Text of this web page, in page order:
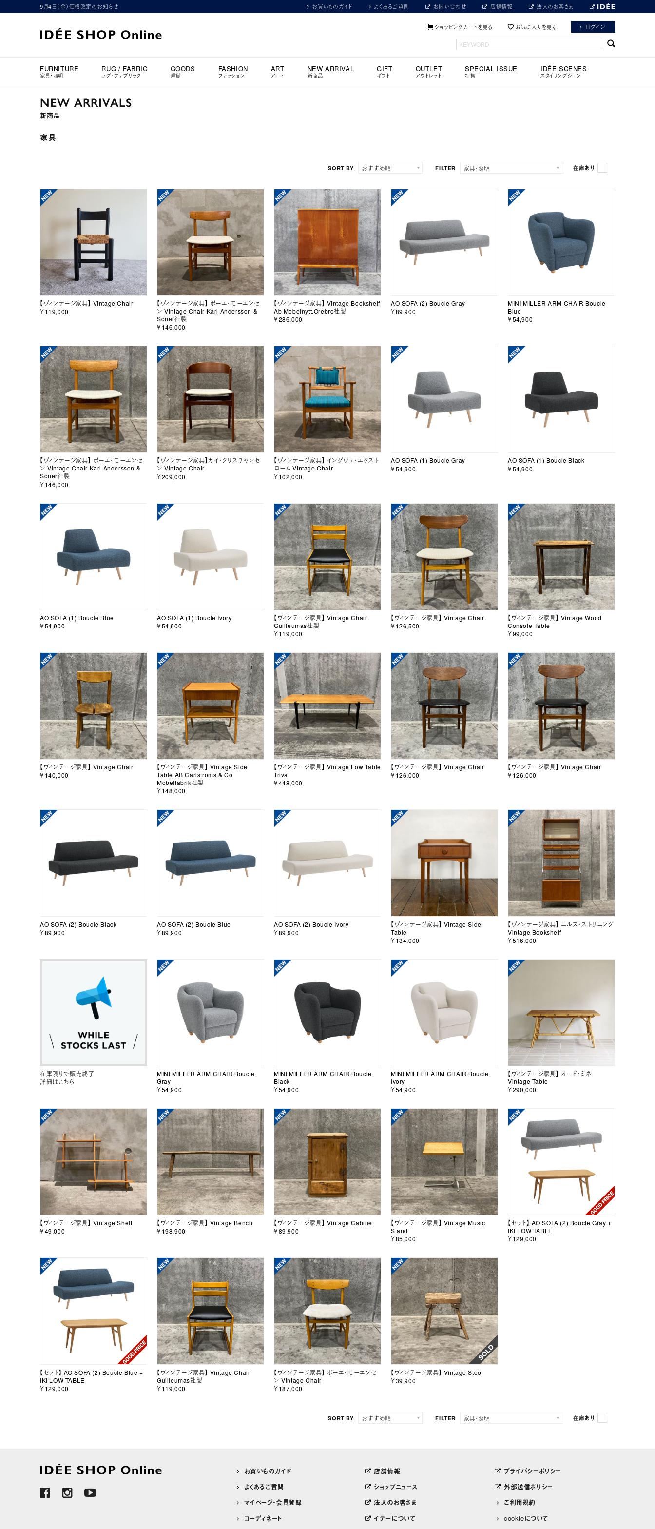
9月4日（金）価格改定のお知らせ お買いものガイド よくあるご質問 お問い合わせ 店舗情報 法人のお客さま
ショッピングカートを見る お気に入りを見る ログイン
FURNITURE
家具・照明
RUG / FABRIC
ラグ・ファブリック
GOODS
雑貨
FASHION
ファッション
ART
アート
NEW ARRIVAL
新商品
GIFT
ギフト
OUTLET
アウトレット
SPECIAL ISSUE
特集
IDÉE SCENES
スタイリングシーン
NEW ARRIVALS
新商品
家具
在庫あり
FILTER
SORT BY
【ヴィンテージ家具】 Vintage Chair
￥119,000
【ヴィンテージ家具】 ボーエ・モーエンセ
ン Vintage Chair Karl Andersson &
Soner社製
￥146,000
【ヴィンテージ家具】 Vintage Bookshelf
Ab Mobelnytt,Orebro社製
￥286,000
AO SOFA (2) Boucle Gray
￥89,900
MINI MILLER ARM CHAIR Boucle
Blue
￥54,900
【ヴィンテージ家具】 ボーエ・モーエンセ
ン Vintage Chair Karl Andersson &
Soner社製
￥146,000
【ヴィンテージ家具】カイ・クリスチャンセ
ン Vintage Chair
￥209,000
【ヴィンテージ家具】 イングヴェ・エクスト
ローム Vintage Chair
￥102,000
AO SOFA (1) Boucle Gray
￥54,900
AO SOFA (1) Boucle Black
￥54,900
AO SOFA (1) Boucle Blue
￥54,900
AO SOFA (1) Boucle Ivory
￥54,900
【ヴィンテージ家具】 Vintage Chair
Guilleumas社製
￥119,000
【ヴィンテージ家具】 Vintage Chair
￥126,500
【ヴィンテージ家具】 Vintage Wood
Console Table
￥99,000
【ヴィンテージ家具】 Vintage Chair
￥140,000
【ヴィンテージ家具】 Vintage Side
Table AB Carlstroms & Co
Mobelfabrik社製
￥148,000
【ヴィンテージ家具】 Vintage Low Table
Triva
￥448,000
【ヴィンテージ家具】 Vintage Chair
￥126,000
【ヴィンテージ家具】 Vintage Chair
￥126,000
AO SOFA (2) Boucle Black
￥89,900
AO SOFA (2) Boucle Blue
￥89,900
AO SOFA (2) Boucle Ivory
￥89,900
【ヴィンテージ家具】 Vintage Side
Table
￥134,000
【ヴィンテージ家具】 ニルス・ストリニング
Vintage Bookshelf
￥516,000
在庫限りで販売終了
詳細はこちら
MINI MILLER ARM CHAIR Boucle
Gray
￥54,900
MINI MILLER ARM CHAIR Boucle
Black
￥54,900
MINI MILLER ARM CHAIR Boucle
Ivory
￥54,900
【ヴィンテージ家具】 オード・ミネ
Vintage Table
￥290,000
【ヴィンテージ家具】 Vintage Shelf
￥49,000
【ヴィンテージ家具】 Vintage Bench
￥198,900
【ヴィンテージ家具】 Vintage Cabinet
￥89,900
【ヴィンテージ家具】 Vintage Music
Stand
￥85,000
【セット】 AO SOFA (2) Boucle Gray +
IKI LOW TABLE
￥129,000
【セット】 AO SOFA (2) Boucle Blue +
IKI LOW TABLE
￥129,000
【ヴィンテージ家具】 Vintage Chair
Guilleumas社製
￥119,000
【ヴィンテージ家具】 ボーエ・モーエンセ
ン Vintage Chair
￥187,000
【ヴィンテージ家具】 Vintage Stool
￥39,900
在庫あり
FILTER
SORT BY
お買いものガイド
よくあるご質問
マイページ・会員登録
コーディネート
店舗情報
ショップニュース
法人のお客さま
イデーについて
プライバシーポリシー
外部送信ポリシー
ご利用規約
cookieについて